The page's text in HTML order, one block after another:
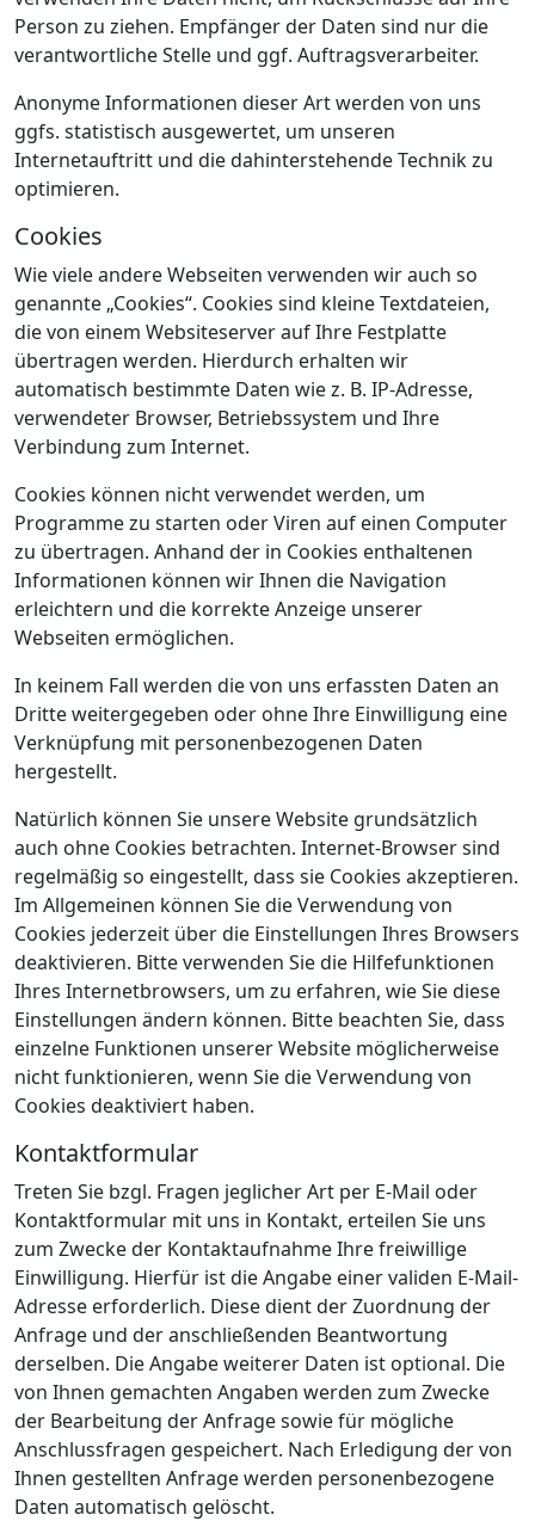
Person zu ziehen. Empfänger der Daten sind nur die
verantwortliche Stelle und ggf. Auftragsverarbeiter.
Anonyme Informationen dieser Art werden von uns
ggfs. statistisch ausgewertet, um unseren
Internetauftritt und die dahinterstehende Technik zu
optimieren.
Cookies
Wie viele andere Webseiten verwenden wir auch so
genannte „Cookies“. Cookies sind kleine Textdateien,
die von einem Websiteserver auf Ihre Festplatte
übertragen werden. Hierdurch erhalten wir
automatisch bestimmte Daten wie z. B. IP-Adresse,
verwendeter Browser, Betriebssystem und Ihre
Verbindung zum Internet.
Cookies können nicht verwendet werden, um
Programme zu starten oder Viren auf einen Computer
zu übertragen. Anhand der in Cookies enthaltenen
Informationen können wir Ihnen die Navigation
erleichtern und die korrekte Anzeige unserer
Webseiten ermöglichen.
In keinem Fall werden die von uns erfassten Daten an
Dritte weitergegeben oder ohne Ihre Einwilligung eine
Verknüpfung mit personenbezogenen Daten
hergestellt.
Natürlich können Sie unsere Website grundsätzlich
auch ohne Cookies betrachten. Internet-Browser sind
regelmäßig so eingestellt, dass sie Cookies akzeptieren.
Im Allgemeinen können Sie die Verwendung von
Cookies jederzeit über die Einstellungen Ihres Browsers
deaktivieren. Bitte verwenden Sie die Hilfefunktionen
Ihres Internetbrowsers, um zu erfahren, wie Sie diese
Einstellungen ändern können. Bitte beachten Sie, dass
einzelne Funktionen unserer Website möglicherweise
nicht funktionieren, wenn Sie die Verwendung von
Cookies deaktiviert haben.
Kontaktformular
Treten Sie bzgl. Fragen jeglicher Art per E-Mail oder
Kontaktformular mit uns in Kontakt, erteilen Sie uns
zum Zwecke der Kontaktaufnahme Ihre freiwillige
Einwilligung. Hierfür ist die Angabe einer validen E-Mail-
Adresse erforderlich. Diese dient der Zuordnung der
Anfrage und der anschließenden Beantwortung
derselben. Die Angabe weiterer Daten ist optional. Die
von Ihnen gemachten Angaben werden zum Zwecke
der Bearbeitung der Anfrage sowie für mögliche
Anschlussfragen gespeichert. Nach Erledigung der von
Ihnen gestellten Anfrage werden personenbezogene
Daten automatisch gelöscht.